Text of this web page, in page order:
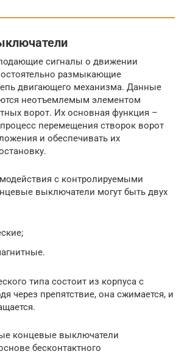
сигналы о движении
размыкающие
двигающего механизма. Данные
неотъемлемым элементом
ворот. Их основная функция –
перемещения створок ворот
и обеспечивать их
с контролируемыми
выключатели могут быть двух
типа состоит из корпуса с
через препятствие, она сжимается, и
концевые выключатели
бесконтактного